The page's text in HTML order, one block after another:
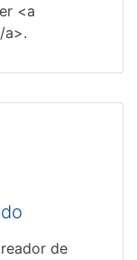
<a
a>.
de